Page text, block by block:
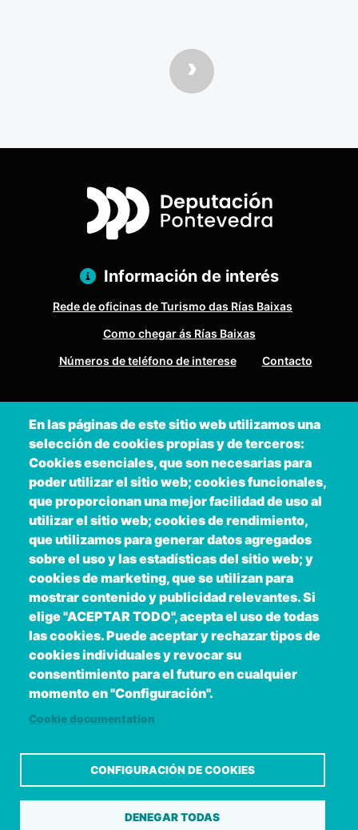
Paxinación
Páxina
›
En las páginas de este sitio web utilizamos una
selección de cookies propias y de terceros:
Cookies esenciales, que son necesarias para
poder utilizar el sitio web; cookies funcionales,
que proporcionan una mejor facilidad de uso al
utilizar el sitio web; cookies de rendimiento,
que utilizamos para generar datos agregados
sobre el uso y las estadísticas del sitio web; y
cookies de marketing, que se utilizan para
mostrar contenido y publicidad relevantes. Si
elige "ACEPTAR TODO", acepta el uso de todas
las cookies. Puede aceptar y rechazar tipos de
cookies individuales y revocar su
consentimiento para el futuro en cualquier
momento en "Configuración".
Cookie documentation
CONFIGURACIÓN DE COOKIES
DENEGAR TODAS
Información de interés
Rede de oficinas de Turismo das Rías Baixas
Como chegar ás Rías Baixas
Números de teléfono de interese
Contacto
Pontevedra
+34 986 804 100 | +34 986 804 124
Copyright © 2026. Deputación Provincial de
Pontevedra.Todos os dereitos reservados
Aviso
Accessibility Protección de